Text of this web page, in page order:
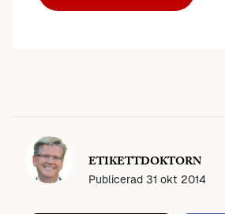
ETIKETTDOKTORN
Publicerad 31 okt 2014